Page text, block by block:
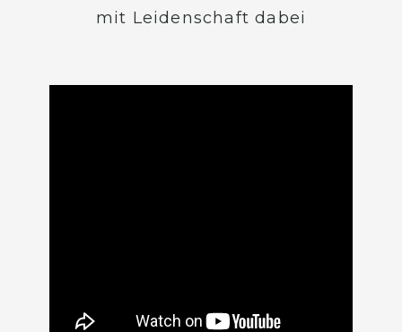
mit Leidenschaft dabei